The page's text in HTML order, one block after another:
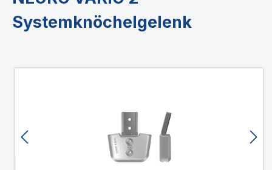
Systemknöchelgelenk